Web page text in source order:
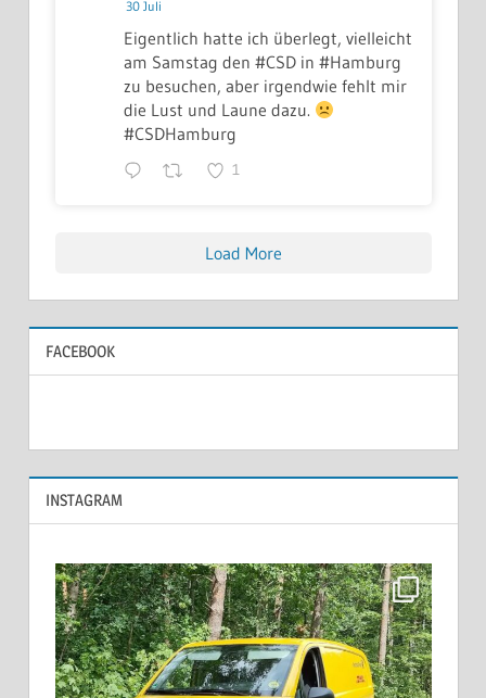
30 Juli
Eigentlich hatte ich überlegt, vielleicht
am Samstag den #CSD in #Hamburg
zu besuchen, aber irgendwie fehlt mir
die Lust und Laune dazu.
#CSDHamburg
1
Load More
FACEBOOK
INSTAGRAM